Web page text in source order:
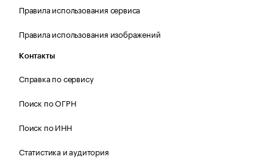
Правила использования сервиса
Правила использования изображений
Контакты
Справка по сервису
Поиск по ОГРН
Поиск по ИНН
Статистика и аудитория